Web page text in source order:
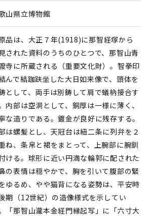
山県立博物館
品は、大正７年(1918)に那智経塚から
された資料のうちのひとつで、那智山青
寺に所蔵される（重要文化財）。智拳印
んで結跏趺坐した大日如来像で、頭体を
として、両手は別鋳して肩で蟻枘接合す
内部は空洞として、銅厚は一様に薄く、
な造りである。鍍金が良好に残存する。
は螺髪とし、天冠台は紐二条に列弁を２
ね、条帛と裙をまとって、上腕部に腕釧
ける。球形に近い円満な輪郭に配された
の表情は穏やかで、胸を引いて腹部の緊
ゆるめ、やや猫背になる姿勢は、平安時
期（12世紀）の造像様式を示してい
「那智山瀧本金経門縁起写」に「六寸大